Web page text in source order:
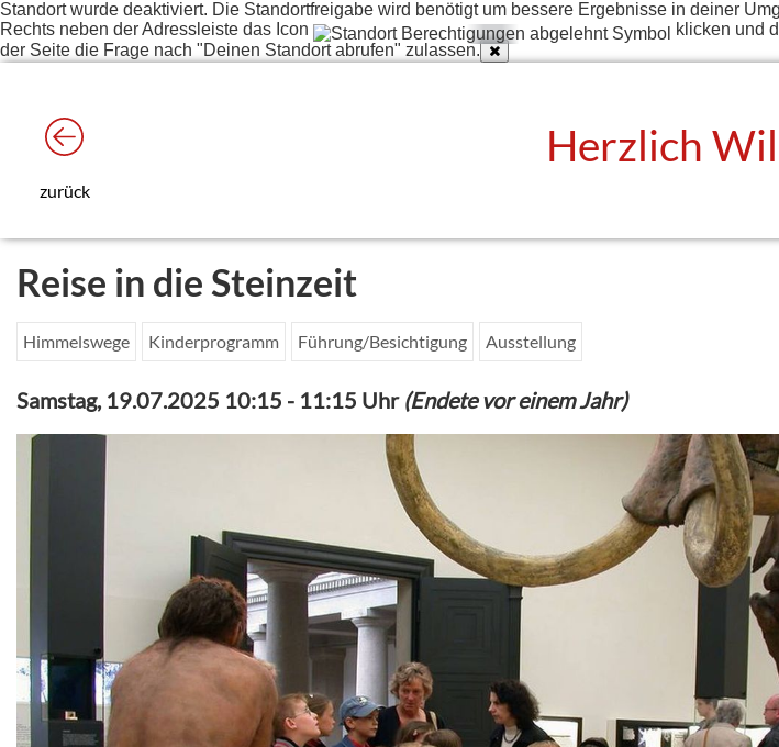
Standort wurde deaktiviert. Die Standortfreigabe wird benötigt um bessere Ergebnisse in deiner
Rechts neben der Adressleiste das Icon
klicken und
der Seite die Frage nach "Deinen Standort abrufen" zulassen.
zurück
Herzlich
Reise in die Steinzeit
Himmelswege Kinderprogramm Führung/Besichtigung Ausstellung
Samstag, 19.07.2025 10:15 - 11:15 Uhr(Endete vor einem Jahr)